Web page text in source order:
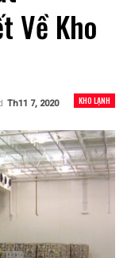
Về Kho
KHO LẠNH
Th11 7, 2020